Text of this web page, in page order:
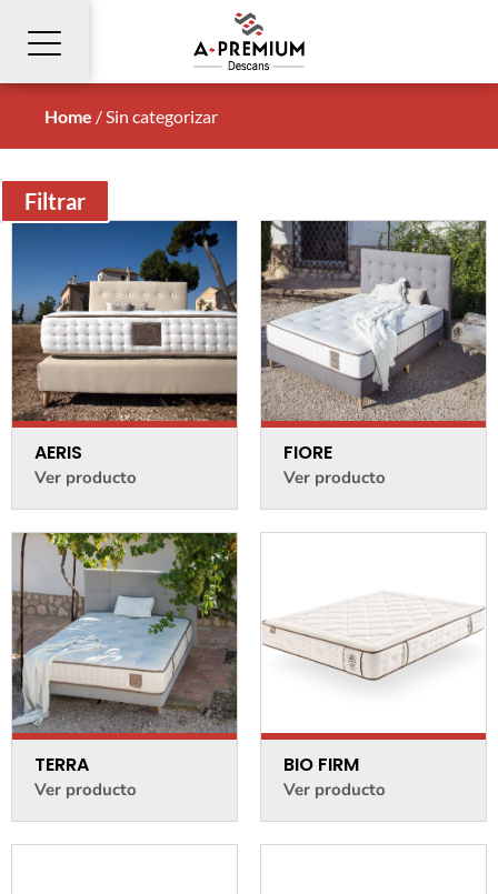
Home /Sin categorizar
Filtrar
AERIS
Ver producto
FIORE
Ver producto
TERRA
Ver producto
BIO FIRM
Ver producto